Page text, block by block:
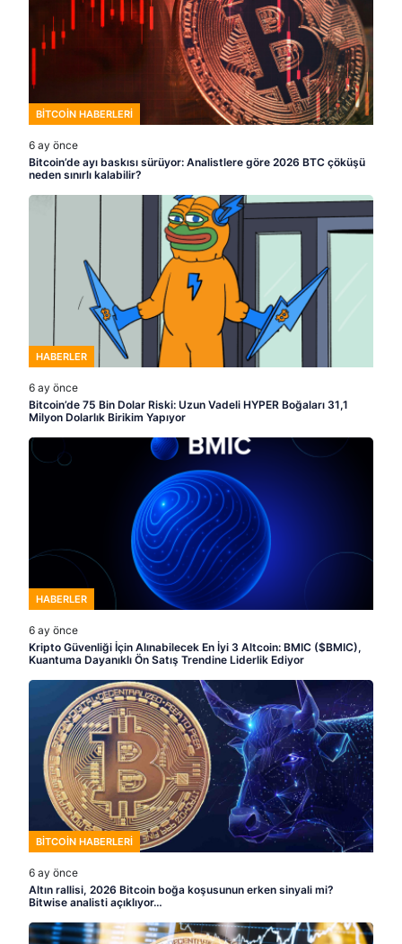
BITCOIN HABERLERI
6 ay önce
Bitcoin’de ayı baskısı sürüyor: Analistlere göre 2026 BTC çöküşü
neden sınırlı kalabilir?
HABERLER
6 ay önce
Bitcoin’de 75 Bin Dolar Riski: Uzun Vadeli HYPER Boğaları 31,1
Milyon Dolarlık Birikim Yapıyor
HABERLER
6 ay önce
Kripto Güvenliği İçin Alınabilecek En İyi 3 Altcoin: BMIC ($BMIC),
Kuantuma Dayanıklı Ön Satış Trendine Liderlik Ediyor
BITCOIN HABERLERI
6 ay önce
Altın rallisi, 2026 Bitcoin boğa koşusunun erken sinyali mi?
Bitwise analisti açıklıyor…